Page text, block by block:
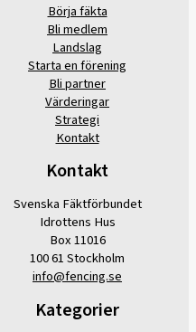
Börja fäkta
Bli medlem
Landslag
Starta en förening
Bli partner
Värderingar
Strategi
Kontakt
Kontakt
Svenska Fäktförbundet
Idrottens Hus
Box 11016
100 61 Stockholm
info@fencing.se
Kategorier